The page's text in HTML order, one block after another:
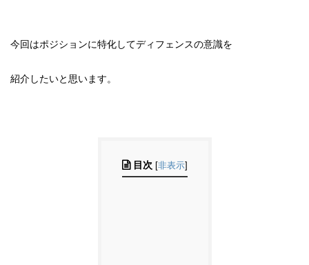
今回はポジションに特化してディフェンスの意識を
紹介したいと思います。
目次 [非表示]